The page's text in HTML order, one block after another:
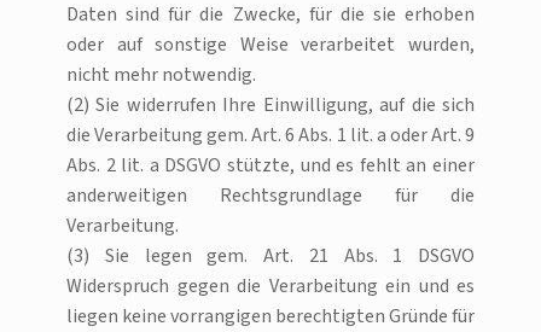
Daten sind für die Zwecke, für die sie erhoben
oder auf sonstige Weise verarbeitet wurden,
nicht mehr notwendig.
(2) Sie widerrufen Ihre Einwilligung, auf die sich
die Verarbeitung gem. Art. 6 Abs. 1 lit. a oder Art. 9
Abs. 2 lit. a DSGVO stützte, und es fehlt an einer
anderweitigen Rechtsgrundlage für die
Verarbeitung.
(3) Sie legen gem. Art. 21 Abs. 1 DSGVO
Widerspruch gegen die Verarbeitung ein und es
liegen keine vorrangigen berechtigten Gründe für